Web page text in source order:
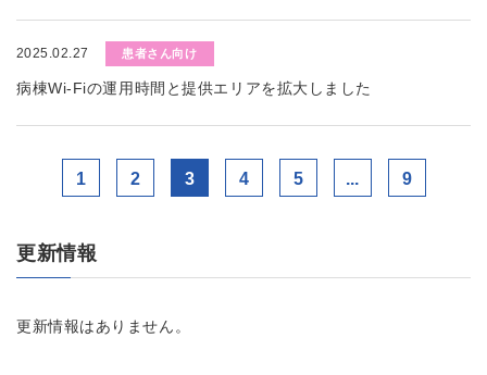
2025.02.27 患者さん向け
病棟Wi-Fiの運用時間と提供エリアを拡大しました
1 2 3 4 5 ... 9
更新情報
更新情報はありません。